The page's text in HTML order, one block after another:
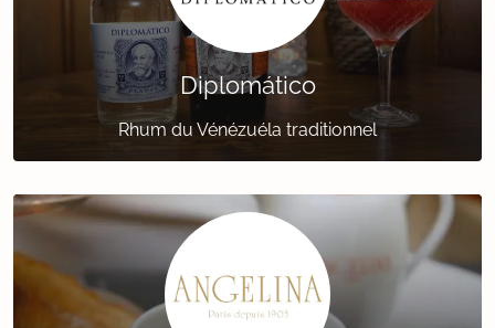
Diplomático
Rhum du Vénézuéla traditionnel